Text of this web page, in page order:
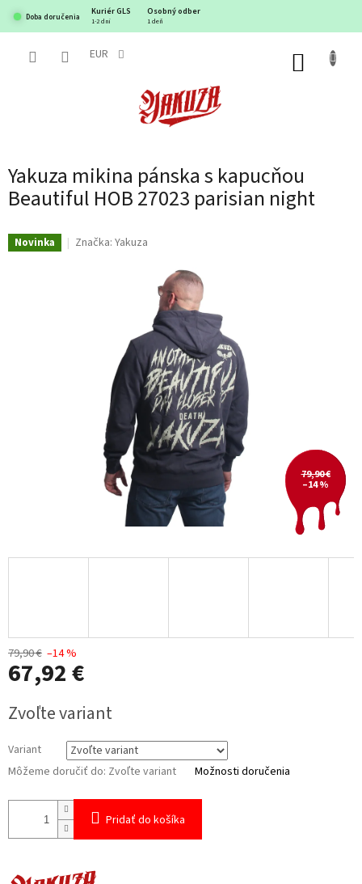
obsah
Doba doručenia
Kuriér GLS Osobný odber
1-2 dni 1 deň
EUR
Yakuza mikina pánska s kapucňou
Beautiful HOB 27023 parisian night
Novinka Značka: Yakuza
79,90 €
–14 %
79,90 € –14 %
67,92 €
cena:
Zvoľte variant
Variant
Môžeme doručiť do: Zvoľte variant Možnosti doručenia
Pridať do košíka